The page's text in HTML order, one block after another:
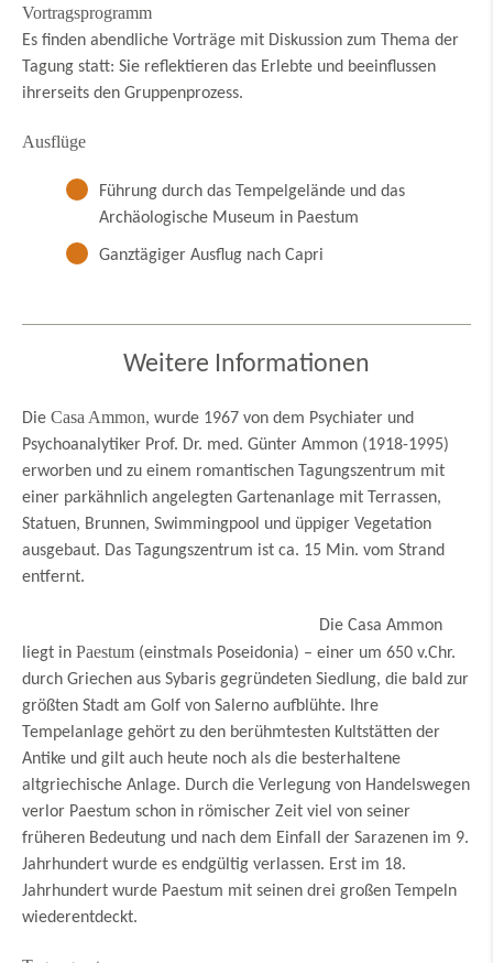
Vortragsprogramm
Es finden abendliche Vorträge mit Diskussion zum Thema der
Tagung statt: Sie reflektieren das Erlebte und beeinflussen
ihrerseits den Gruppenprozess.
Ausflüge
Führung durch das Tempelgelände und das
Archäologische Museum in Paestum
Ganztägiger Ausflug nach Capri
Weitere Informationen
Die Casa Ammon, wurde 1967 von dem Psychiater und
Psychoanalytiker Prof. Dr. med. Günter Ammon (1918-1995)
erworben und zu einem romantischen Tagungszentrum mit
einer parkähnlich angelegten Gartenanlage mit Terrassen,
Statuen, Brunnen, Swimmingpool und üppiger Vegetation
ausgebaut. Das Tagungszentrum ist ca. 15 Min. vom Strand
entfernt.
Die Casa Ammon
liegt in Paestum (einstmals Poseidonia) – einer um 650 v.Chr.
durch Griechen aus Sybaris gegründeten Siedlung, die bald zur
größten Stadt am Golf von Salerno aufblühte. Ihre
Tempelanlage gehört zu den berühmtesten Kultstätten der
Antike und gilt auch heute noch als die besterhaltene
altgriechische Anlage. Durch die Verlegung von Handelswegen
verlor Paestum schon in römischer Zeit viel von seiner
früheren Bedeutung und nach dem Einfall der Sarazenen im 9.
Jahrhundert wurde es endgültig verlassen. Erst im 18.
Jahrhundert wurde Paestum mit seinen drei großen Tempeln
wiederentdeckt.